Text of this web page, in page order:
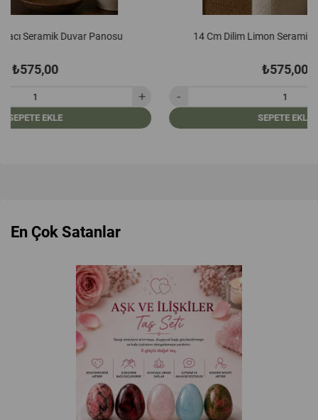
14 Cm Dilim Limon Seramik Duvar Panosu
SEPETE EKLE
En Çok Satanlar